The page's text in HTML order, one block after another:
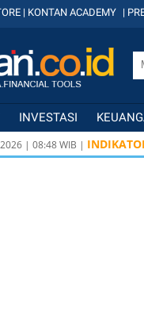
| KONTAN ACADEMY |
INVESTASI
| 08:48WIB |